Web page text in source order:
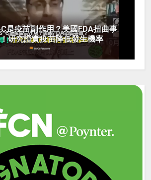
C是疫苗副作用？美國FDA扭曲事
研究證實疫苗降低發生機率